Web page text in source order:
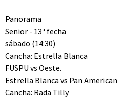
Panorama
Senior - 13ª fecha
sábado (14:30)
Cancha: Estrella Blanca
FUSPU vs Oeste.
Estrella Blanca vs Pan American
Cancha: Rada Tilly